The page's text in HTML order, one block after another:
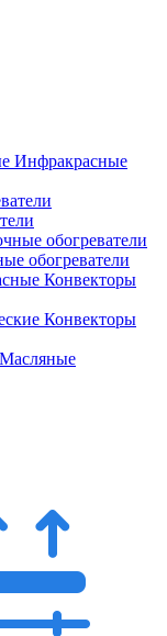
Инфракрасные
обогреватели
Конвекторы
Конвекторы
Масляные